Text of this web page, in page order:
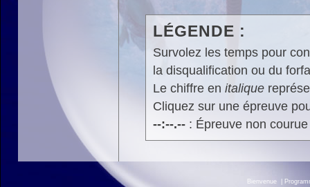
LÉGENDE :
Survolez les temps pour
la disqualification ou du
Le chiffre en italique
Cliquez sur une épreuve
--:--.--: Épreuve non
Bienvenue